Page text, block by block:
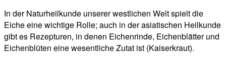
In der Naturheilkunde unserer westlichen Welt spielt die
Eiche eine wichtige Rolle; auch in der asiatischen Heilkunde
gibt es Rezepturen, in denen Eichenrinde, Eichenblätter und
Eichenblüten eine wesentliche Zutat ist (Kaiserkraut).